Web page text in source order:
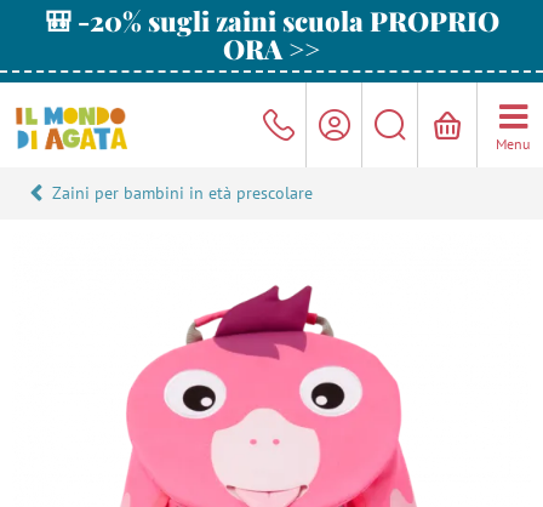
🎒 -20% sugli zaini scuola PROPRIO
ORA >>
Menu
Zaini per bambini in età prescolare